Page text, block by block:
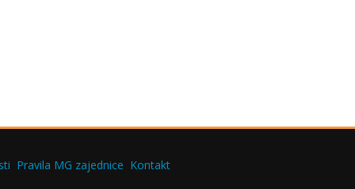
Pravila MG zajednice Kontakt